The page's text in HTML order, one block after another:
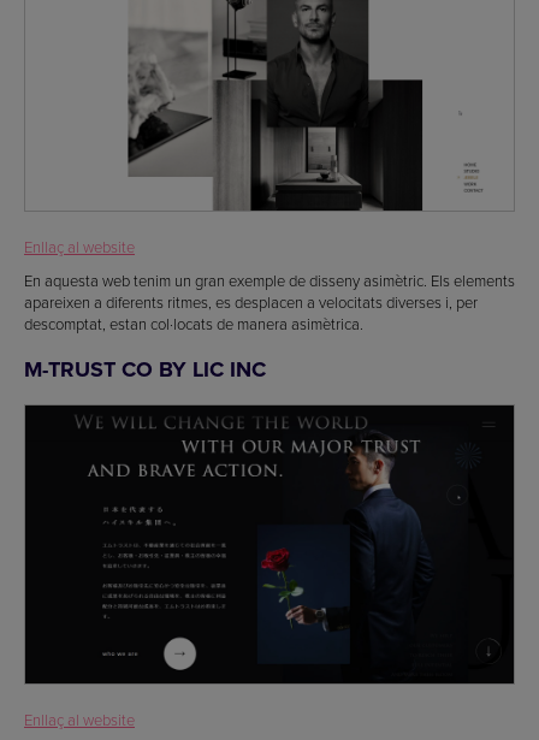
Enllaç al website
En aquesta web tenim un gran exemple de disseny asimètric. Els elements
apareixen a diferents ritmes, es desplacen a velocitats diverses i, per
descomptat, estan col·locats de manera asimètrica.
M-TRUST CO BY LIC INC
Enllaç al website